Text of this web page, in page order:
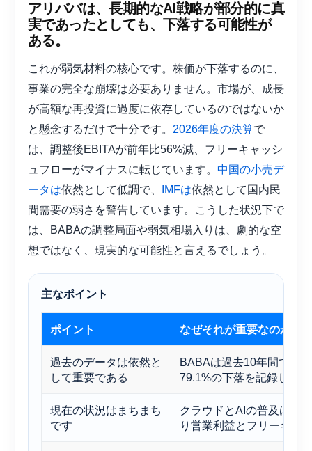
アリババは、長期的なAI戦略が部分的に真
実であったとしても、下落する可能性が
ある。
これが弱気材料の核心です。株価が下落するのに、
事業の完全な崩壊は必要ありません。市場が、成長
が高額な再投資に過度に依存しているのではないか
と懸念するだけで十分です。 2026年度の決算で
は、調整後EBITAが前年比56%減、フリーキャッシ
ュフローがマイナスに転じています。 中国の小売デ
ータは依然として低調で、 IMFは依然として国内民
間需要の弱さを警告しています。こうした状況下で
は、BABAの調整局面や弱気相場入りは、劇的な空
想ではなく、現実的な可能性と言えるでしょう。
主なポイント
ポイント なぜそれが重要なのか
過去のデータは依然と
して重要である
BABAは過去10年間で年
79.1%の下落を記録した。
現在の状況はまちまち
です
クラウドとAIの普及は加
り営業利益とフリーキャ